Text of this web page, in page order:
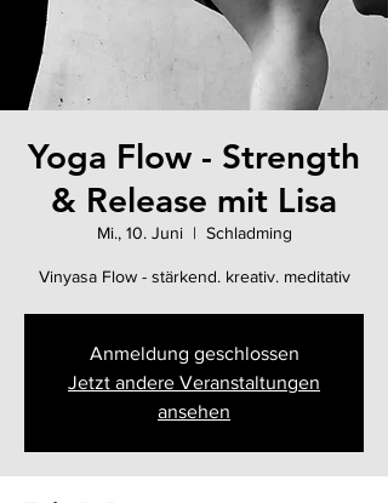
Yoga Flow - Strength
& Release mit Lisa
Mi., 10. Juni
  |
Schladming
Vinyasa Flow - stärkend. kreativ. meditativ
Anmeldung geschlossen
Jetzt andere Veranstaltungen
ansehen